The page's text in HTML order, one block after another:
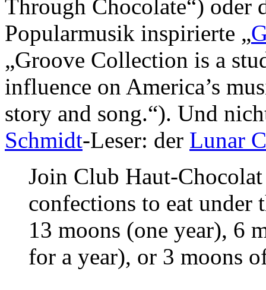
Through Chocolate“) oder
Popularmusik inspirierte „
„Groove Collection is a
influence on America’s
story and song.“). Und
Schmidt-Leser: der Lunar
Join Club Haut-
confections to eat
13 moons (one year), 6
for a year), or 3 moons